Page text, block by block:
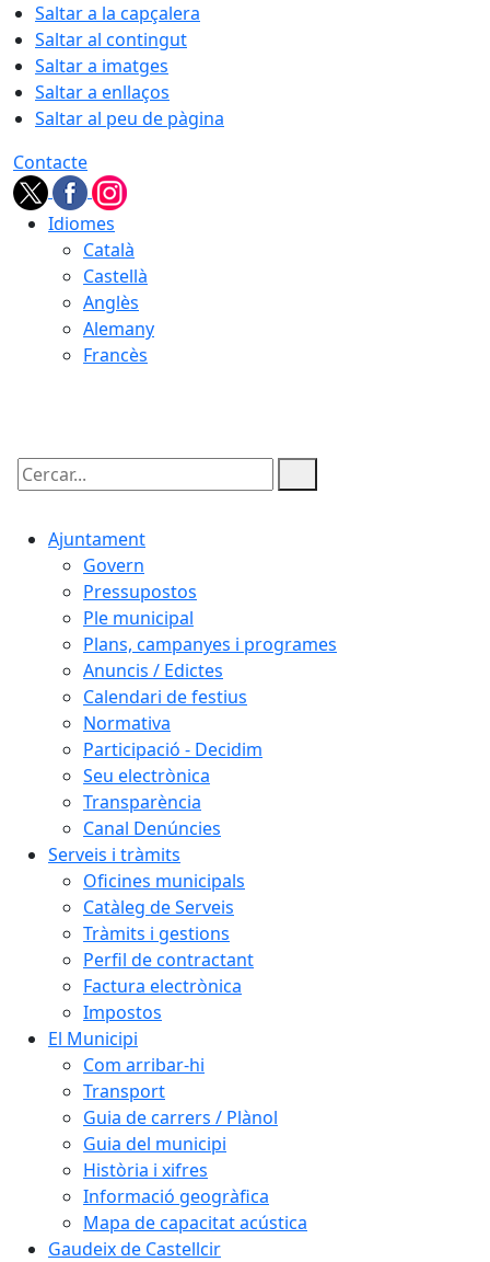
Saltar a la capçalera
Saltar al contingut
Saltar a imatges
Saltar a enllaços
Saltar al peu de pàgina
Contacte
Idiomes
Català
Castellà
Anglès
Alemany
Francès
Cercar:
Ajuntament
Govern
Pressupostos
Ple municipal
Plans, campanyes i programes
Anuncis / Edictes
Calendari de festius
Normativa
Participació - Decidim
Seu electrònica
Transparència
Canal Denúncies
Serveis i tràmits
Oficines municipals
Catàleg de Serveis
Tràmits i gestions
Perfil de contractant
Factura electrònica
Impostos
El Municipi
Com arribar-hi
Transport
Guia de carrers / Plànol
Guia del municipi
Història i xifres
Informació geogràfica
Mapa de capacitat acústica
Gaudeix de Castellcir